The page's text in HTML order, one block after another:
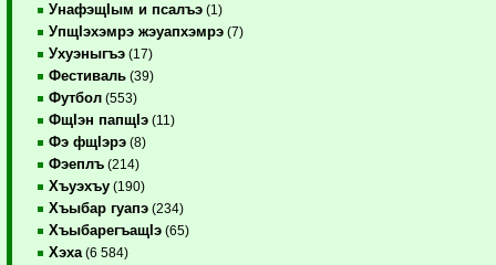
УнафэщIым и псалъэ (1)
УпщIэхэмрэ жэуапхэмрэ (7)
Ухуэныгъэ (17)
Фестиваль (39)
Футбол (553)
ФщIэн папщIэ (11)
Фэ фщIэрэ (8)
Фэеплъ (214)
Хъуэхъу (190)
Хъыбар гуапэ (234)
ХъыбарегъащIэ (65)
Хэха (6 584)